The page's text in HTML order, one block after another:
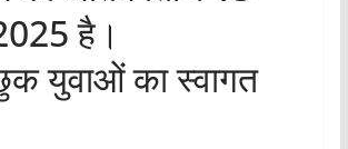
है।
युवाओं का स्वागत